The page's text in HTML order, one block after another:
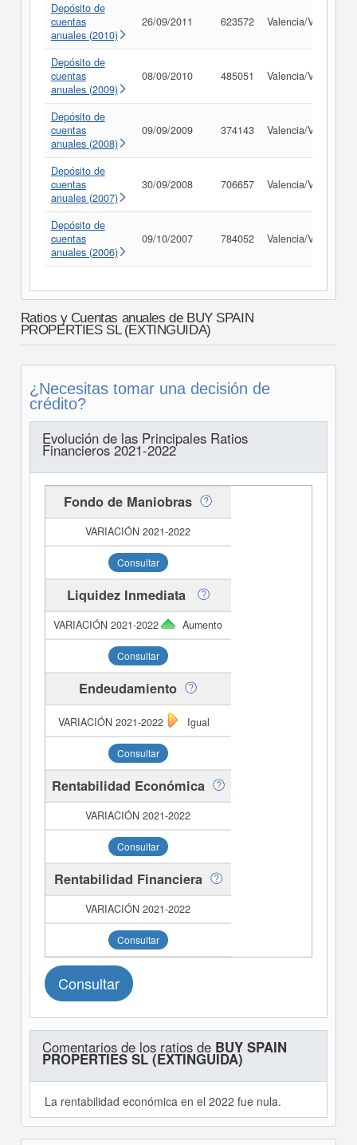
Depósito de
cuentas
anuales (2010)
26/09/2011 623572 Valencia/València
Depósito de
cuentas
anuales (2009)
08/09/2010 485051 Valencia/València
Depósito de
cuentas
anuales (2008)
09/09/2009 374143 Valencia/València
Depósito de
cuentas
anuales (2007)
30/09/2008 706657 Valencia/València
Depósito de
cuentas
anuales (2006)
09/10/2007 784052 Valencia/València
Ratios y Cuentas anuales de BUY SPAIN
PROPERTIES SL (EXTINGUIDA)
¿Necesitas tomar una decisión de
crédito?
Evolución de las Principales Ratios
Financieros 2021-2022
Fondo de Maniobras
Consultar
Liquidez Inmediata
Aumento
Consultar
Endeudamiento
Igual
Consultar
Rentabilidad Económica
Consultar
Rentabilidad Financiera
Consultar
Consultar
Comentarios de los ratios de BUY SPAIN
PROPERTIES SL (EXTINGUIDA)
La rentabilidad económica en el 2022 fue nula.